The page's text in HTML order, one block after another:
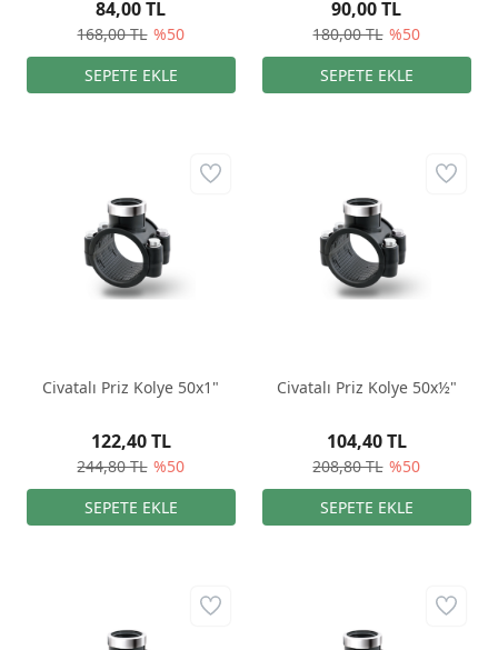
168,00 TL %50
84,00 TL
180,00 TL %50
90,00 TL
Civatalı Priz Kolye 50x1"
244,80 TL %50
122,40 TL
Civatalı Priz Kolye 50x½"
208,80 TL %50
104,40 TL